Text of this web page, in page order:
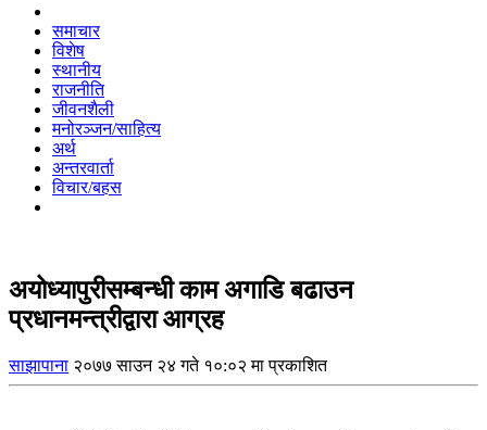
समाचार
विशेष
स्थानीय
राजनीति
जीवनशैली
मनोरञ्जन/साहित्य
अर्थ
अन्तरवार्ता
विचार/बहस
अयोध्यापुरीसम्बन्धी काम अगाडि बढाउन
प्रधानमन्त्रीद्वारा आग्रह
साझापाना २०७७ साउन २४ गते १०:०२ मा प्रकाशित